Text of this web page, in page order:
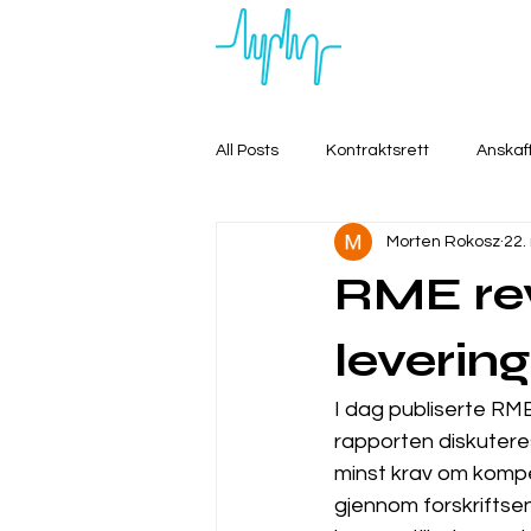
All Posts Kontraktsrett
RME
Morten Rokosz 22.
I dag publiserte
rapporten
minst krav om
gjennom